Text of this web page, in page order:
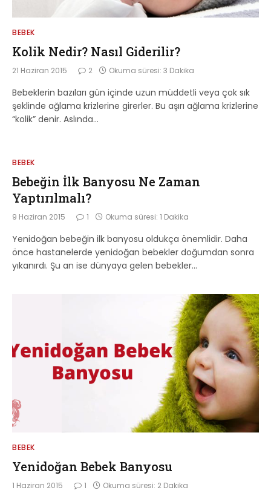
BEBEK
Kolik Nedir? Nasıl Giderilir?
21 Haziran 2015 2 Okuma süresi: 3 Dakika
Bebeklerin bazıları gün içinde uzun müddetli veya çok sık
şeklinde ağlama krizlerine girerler. Bu aşırı ağlama krizlerine
“kolik” denir. Aslında…
BEBEK
Bebeğin İlk Banyosu Ne Zaman
Yaptırılmalı?
9 Haziran 2015 1 Okuma süresi: 1 Dakika
Yenidoğan bebeğin ilk banyosu oldukça önemlidir. Daha
önce hastanelerde yenidoğan bebekler doğumdan sonra
yıkanırdı. Şu an ise dünyaya gelen bebekler…
BEBEK
Yenidoğan Bebek Banyosu
1 Haziran 2015 1 Okuma süresi: 2 Dakika